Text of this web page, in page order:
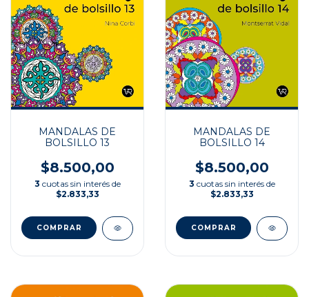
MANDALAS DE
BOLSILLO 13
$8.500,00
3 cuotas sin interés de
$2.833,33
MANDALAS DE
BOLSILLO 14
$8.500,00
3 cuotas sin interés de
$2.833,33